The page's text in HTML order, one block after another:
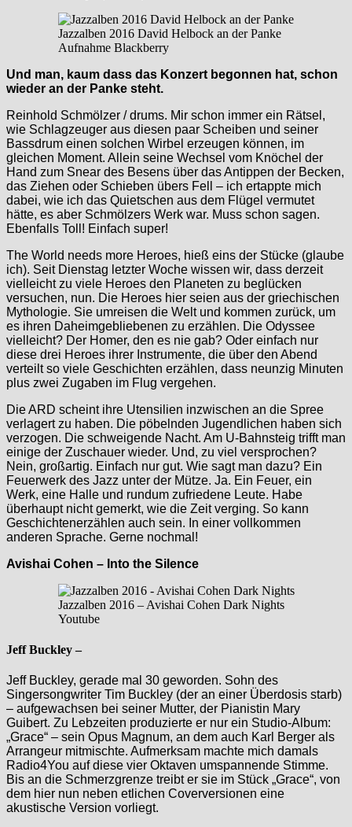
Jazzalben 2016 David Helbock an der Panke
Aufnahme Blackberry
Und man, kaum dass das Konzert begonnen hat, schon
wieder an der Panke steht.
Reinhold Schmölzer / drums. Mir schon immer ein Rätsel,
wie Schlagzeuger aus diesen paar Scheiben und seiner
Bassdrum einen solchen Wirbel erzeugen können, im
gleichen Moment. Allein seine Wechsel vom Knöchel der
Hand zum Snear des Besens über das Antippen der Becken,
das Ziehen oder Schieben übers Fell – ich ertappte mich
dabei, wie ich das Quietschen aus dem Flügel vermutet
hätte, es aber Schmölzers Werk war. Muss schon sagen.
Ebenfalls Toll! Einfach super!
The World needs more Heroes, hieß eins der Stücke (glaube
ich). Seit Dienstag letzter Woche wissen wir, dass derzeit
vielleicht zu viele Heroes den Planeten zu beglücken
versuchen, nun. Die Heroes hier seien aus der griechischen
Mythologie. Sie umreisen die Welt und kommen zurück, um
es ihren Daheimgebliebenen zu erzählen. Die Odyssee
vielleicht? Der Homer, den es nie gab? Oder einfach nur
diese drei Heroes ihrer Instrumente, die über den Abend
verteilt so viele Geschichten erzählen, dass neunzig Minuten
plus zwei Zugaben im Flug vergehen.
Die ARD scheint ihre Utensilien inzwischen an die Spree
verlagert zu haben. Die pöbelnden Jugendlichen haben sich
verzogen. Die schweigende Nacht. Am U-Bahnsteig trifft man
einige der Zuschauer wieder. Und, zu viel versprochen?
Nein, großartig. Einfach nur gut. Wie sagt man dazu? Ein
Feuerwerk des Jazz unter der Mütze. Ja. Ein Feuer, ein
Werk, eine Halle und rundum zufriedene Leute. Habe
überhaupt nicht gemerkt, wie die Zeit verging. So kann
Geschichtenerzählen auch sein. In einer vollkommen
anderen Sprache. Gerne nochmal!
Avishai Cohen – Into the Silence
Jazzalben 2016 – Avishai Cohen Dark Nights
Youtube
Jeff Buckley –
Jeff Buckley, gerade mal 30 geworden. Sohn des
Singersongwriter Tim Buckley (der an einer Überdosis starb)
– aufgewachsen bei seiner Mutter, der Pianistin Mary
Guibert. Zu Lebzeiten produzierte er nur ein Studio-Album:
„Grace“ – sein Opus Magnum, an dem auch Karl Berger als
Arrangeur mitmischte. Aufmerksam machte mich damals
Radio4You auf diese vier Oktaven umspannende Stimme.
Bis an die Schmerzgrenze treibt er sie im Stück „Grace“, von
dem hier nun neben etlichen Coverversionen eine
akustische Version vorliegt.